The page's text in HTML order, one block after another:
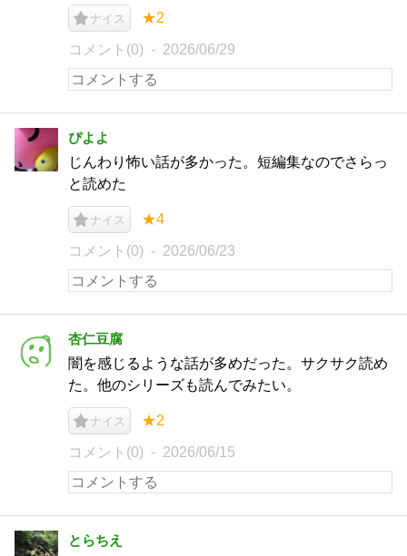
ナイス ★2
コメント(0) 2026/06/29
ぴよよ
じんわり怖い話が多かった。短編集なのでさらっ
と読めた
ナイス ★4
コメント(0) 2026/06/23
杏仁豆腐
闇を感じるような話が多めだった。サクサク読め
た。他のシリーズも読んでみたい。
ナイス ★2
コメント(0) 2026/06/15
とらちえ